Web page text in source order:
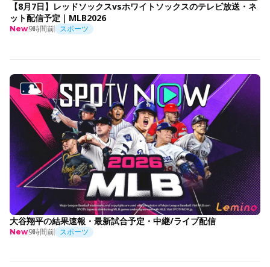
【8月7日】レッドソックスvsホワイトソックスのテレビ放送・ネ
ット配信予定｜MLB2026
New9時間前 スポーツ
大谷翔平の結果速報・最新試合予定・中継/ライブ配信
New9時間前 スポーツ